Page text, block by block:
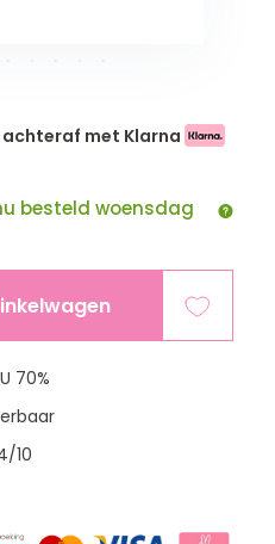
met Klarna
besteld woensdag
70%
10